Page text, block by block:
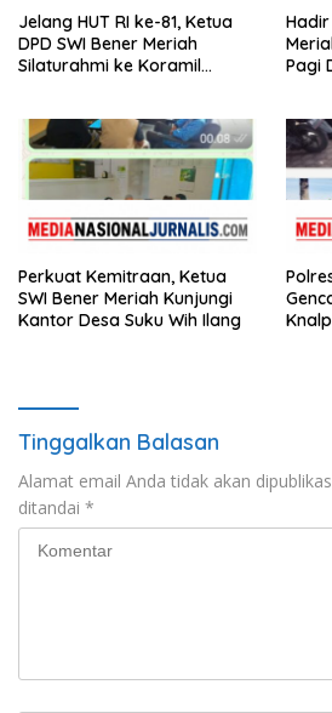
Jelang HUT RI ke-81, Ketua
DPD SWI Bener Meriah
Silaturahmi ke Koramil
Pagi
Perkuat Kemitraan, Ketua
SWI Bener Meriah Kunjungi
Kantor Desa Suku Wih Ilang
Tinggalkan Balasan
Alamat email Anda tidak akan
ditandai *